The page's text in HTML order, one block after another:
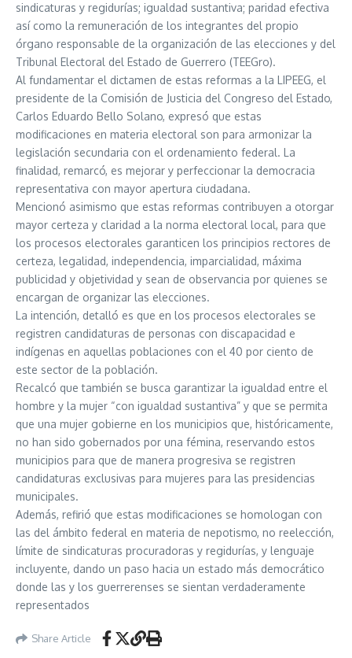
sindicaturas y regidurías; igualdad sustantiva; paridad efectiva
así como la remuneración de los integrantes del propio
órgano responsable de la organización de las elecciones y del
Tribunal Electoral del Estado de Guerrero (TEEGro).
Al fundamentar el dictamen de estas reformas a la LIPEEG, el
presidente de la Comisión de Justicia del Congreso del Estado,
Carlos Eduardo Bello Solano, expresó que estas
modificaciones en materia electoral son para armonizar la
legislación secundaria con el ordenamiento federal. La
finalidad, remarcó, es mejorar y perfeccionar la democracia
representativa con mayor apertura ciudadana.
Mencionó asimismo que estas reformas contribuyen a otorgar
mayor certeza y claridad a la norma electoral local, para que
los procesos electorales garanticen los principios rectores de
certeza, legalidad, independencia, imparcialidad, máxima
publicidad y objetividad y sean de observancia por quienes se
encargan de organizar las elecciones.
La intención, detalló es que en los procesos electorales se
registren candidaturas de personas con discapacidad e
indígenas en aquellas poblaciones con el 40 por ciento de
este sector de la población.
Recalcó que también se busca garantizar la igualdad entre el
hombre y la mujer “con igualdad sustantiva” y que se permita
que una mujer gobierne en los municipios que, históricamente,
no han sido gobernados por una fémina, reservando estos
municipios para que de manera progresiva se registren
candidaturas exclusivas para mujeres para las presidencias
municipales.
Además, refirió que estas modificaciones se homologan con
las del ámbito federal en materia de nepotismo, no reelección,
límite de sindicaturas procuradoras y regidurías, y lenguaje
incluyente, dando un paso hacia un estado más democrático
donde las y los guerrerenses se sientan verdaderamente
representados
Share Article